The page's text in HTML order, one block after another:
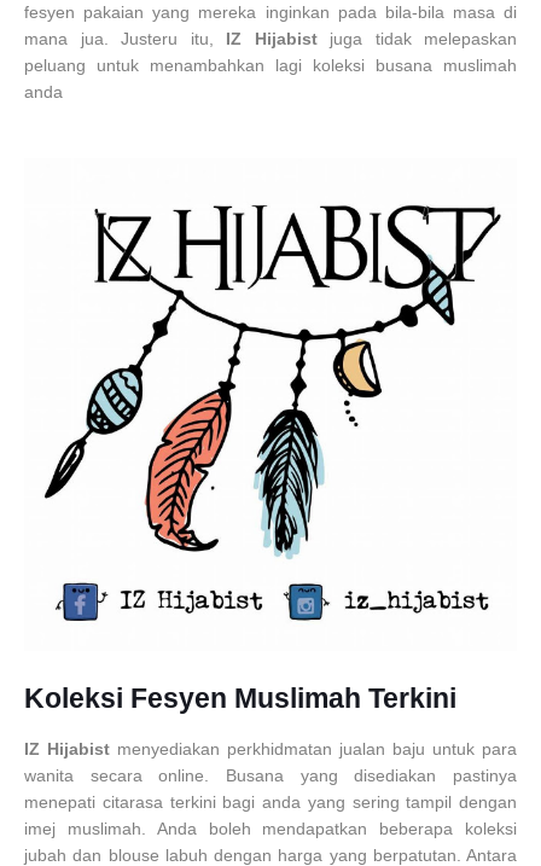
fesyen pakaian yang mereka inginkan pada bila-bila masa di
mana jua. Justeru itu, IZ Hijabist juga tidak melepaskan
peluang untuk menambahkan lagi koleksi busana muslimah
anda
Koleksi Fesyen Muslimah Terkini
IZ Hijabist menyediakan perkhidmatan jualan baju untuk para
wanita secara online. Busana yang disediakan pastinya
menepati citarasa terkini bagi anda yang sering tampil dengan
imej muslimah. Anda boleh mendapatkan beberapa koleksi
jubah dan blouse labuh dengan harga yang berpatutan. Antara